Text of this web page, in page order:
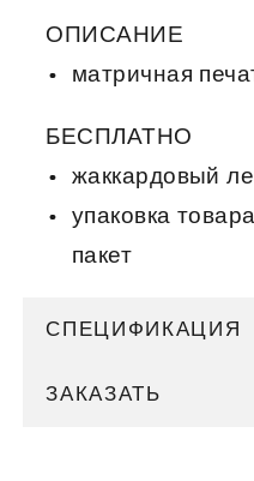
ОПИСАНИЕ
матричная
БЕСПЛАТНО
жаккардовый
упаковка
пакет
СПЕЦИФИКАЦИЯ
ЗАКАЗАТЬ